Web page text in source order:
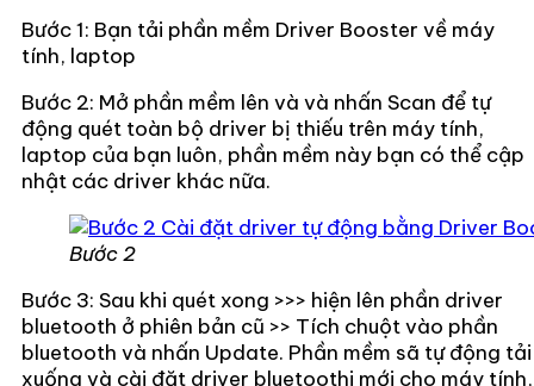
Bước 1: Bạn tải phần mềm Driver Booster về máy
tính, laptop
Bước 2: Mở phần mềm lên và và nhấn Scan để tự
động quét toàn bộ driver bị thiếu trên máy tính,
laptop của bạn luôn, phần mềm này bạn có thể cập
nhật các driver khác nữa.
Bước 2
Bước 3: Sau khi quét xong >>> hiện lên phần driver
bluetooth ở phiên bản cũ >> Tích chuột vào phần
bluetooth và nhấn Update. Phần mềm sã tự động tải
xuống và cài đặt driver bluetoothi mới cho máy tính,